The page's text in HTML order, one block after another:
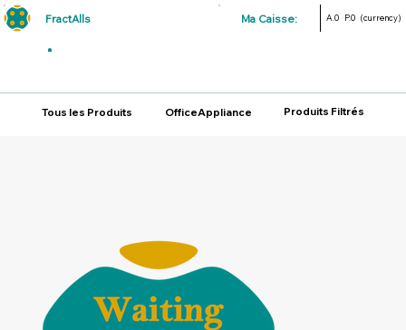
FractAlls Ma Caisse: A.0 P.0 (currency)
Tous les Produits OfficeAppliance Produits Filtrés